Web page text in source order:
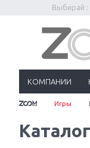
Выбирай :
КОМПАНИИ
Игры